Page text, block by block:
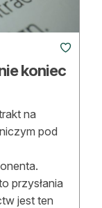
koniec
na
pod
przysłania
jest ten